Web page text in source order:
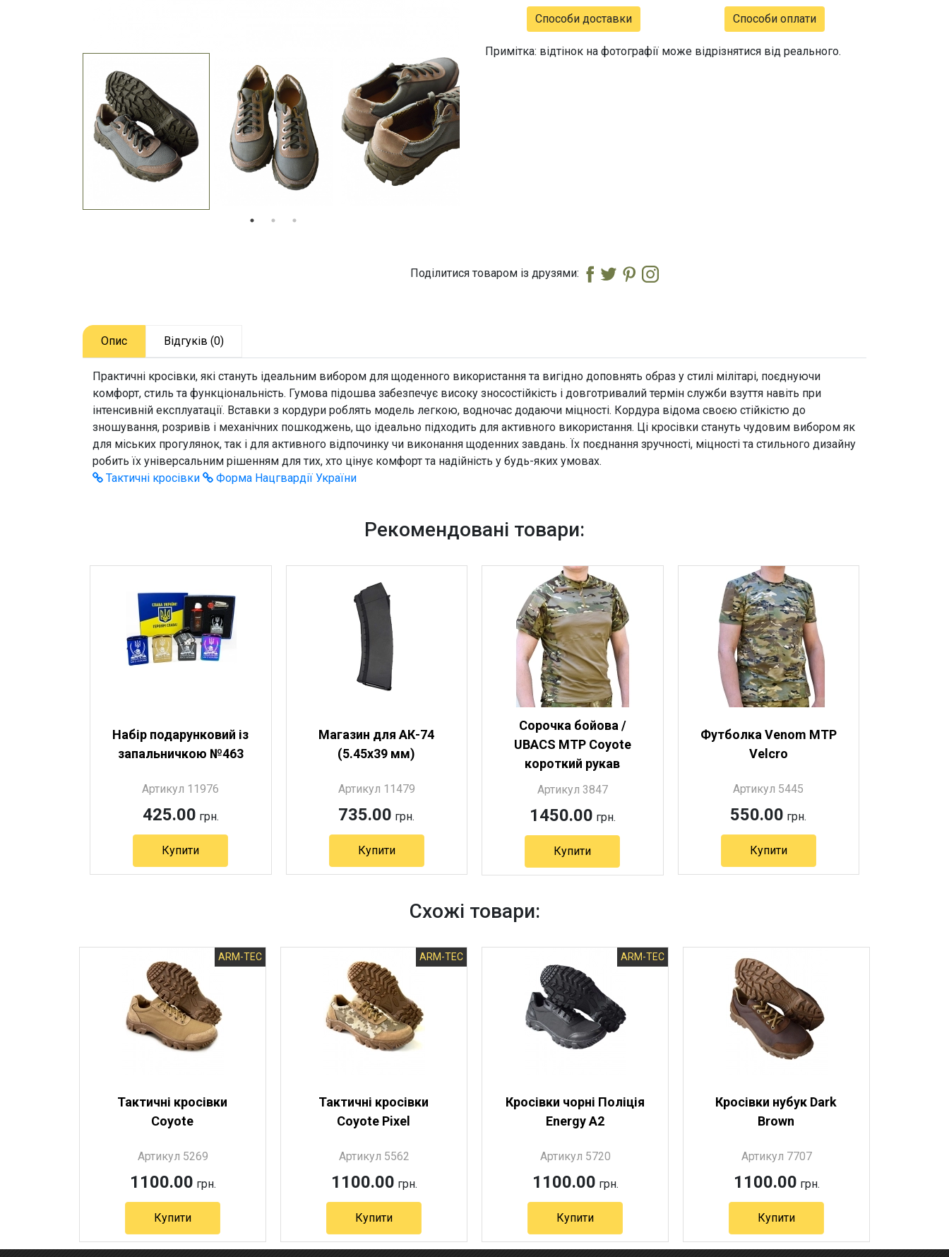
Способи доставки Способи оплати
Примітка: відтінок на фотографії може відрізнятися від реального.
Поділитися товаром із друзями:
Опис Відгуків (0)
Практичні кросівки, які стануть ідеальним вибором для щоденного використання та вигідно доповнять образ у стилі мілітарі, поєднуючи
комфорт, стиль та функціональність. Гумова підошва забезпечує високу зносостійкість і довготривалий термін служби взуття навіть при
інтенсивній експлуатації. Вставки з кордури роблять модель легкою, водночас додаючи міцності. Кордура відома своєю стійкістю до
зношування, розривів і механічних пошкоджень, що ідеально підходить для активного використання. Ці кросівки стануть чудовим вибором як
для міських прогулянок, так і для активного відпочинку чи виконання щоденних завдань. Їх поєднання зручності, міцності та стильного дизайну
робить їх універсальним рішенням для тих, хто цінує комфорт та надійність у будь-яких умовах.
Тактичні кросівки
Форма Нацгвардії України
Рекомендовані товари:
Набір подарунковий із
запальничкою №463
Артикул 11976
425.00 грн.
Купити
Магазин для АК-74
(5.45х39 мм)
Артикул 11479
735.00 грн.
Купити
Сорочка бойова /
UBACS MTP Coyote
короткий рукав
Артикул 3847
1450.00 грн.
Купити
Футболка Venom MTP
Velcro
Артикул 5445
550.00 грн.
Купити
Схожі товари:
ARM-TEC
Тактичні кросівки
Coyote
Артикул 5269
1100.00 грн.
Купити
Артикул 5269
ARM-TEC
Тактичні кросівки
Coyote Pixel
Артикул 5562
1100.00 грн.
Купити
Артикул 5562
ARM-TEC
Кросівки чорні Поліція
Energy A2
Артикул 5720
1100.00 грн.
Купити
Кросівки нубук Dark
Brown
Артикул 7707
1100.00 грн.
Купити
Артикул 7707